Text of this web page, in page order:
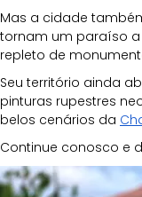
Mas a cidade
tornam um paraíso a
repleto de
Seu território ainda
pinturas rupestres
belos cenários da
Continue conosco e